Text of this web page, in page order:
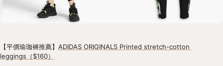
【平價瑜珈褲推薦】 ADIDAS ORIGINALS Printed stretch-cotton
leggings（$160）